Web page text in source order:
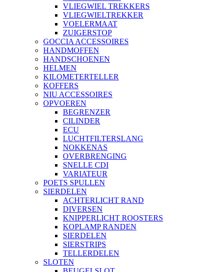
VLIEGWIEL TREKKERS
VLIEGWIELTREKKER
VOELERMAAT
ZUIGERSTOP
GOCCIA ACCESSOIRES
HANDMOFFEN
HANDSCHOENEN
HELMEN
KILOMETERTELLER
KOFFERS
NIU ACCESSOIRES
OPVOEREN
BEGRENZER
CILINDER
ECU
LUCHTFILTERSLANG
NOKKENAS
OVERBRENGING
SNELLE CDI
VARIATEUR
POETS SPULLEN
SIERDELEN
ACHTERLICHT RAND
DIVERSEN
KNIPPERLICHT ROOSTERS
KOPLAMP RANDEN
SIERDELEN
SIERSTRIPS
TELLERDELEN
SLOTEN